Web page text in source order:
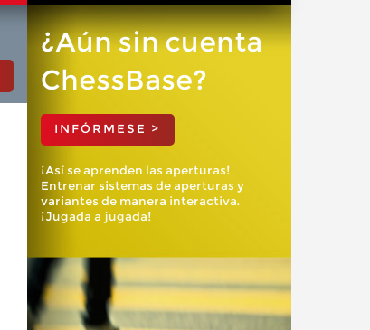
¿Aún sin cuenta
ChessBase?
INFÓRMESE >
¡Así se aprenden las aperturas!
Entrenar sistemas de aperturas y
variantes de manera interactiva.
¡Jugada a jugada!